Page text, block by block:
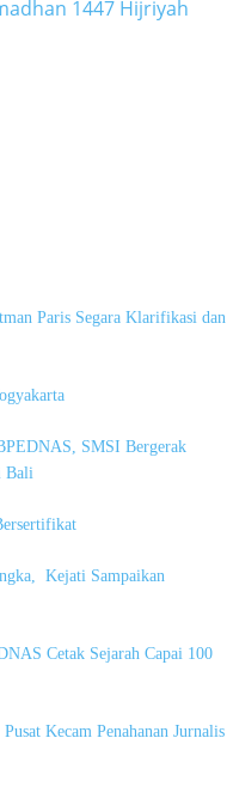
1447 Hijriyah
Paris Segara Klarifikasi dan
SMSI Bergerak
Bali
Kejati Sampaikan
Cetak Sejarah Capai 100
Kecam Penahanan Jurnalis